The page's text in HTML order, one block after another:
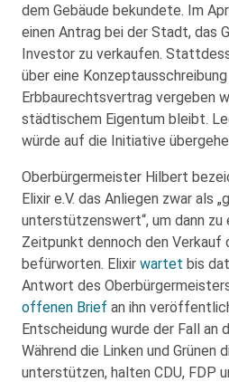
dem Gebäude bekundete. Im
einen Antrag bei der Stadt, das
Investor zu verkaufen.
über eine
Erbbaurechtsvertrag vergeben
städtischem Eigentum bleibt.
würde auf die Initiative
Oberbürgermeister Hilbert
Elixir e.V. das Anliegen zwar als
unterstützenswert“, um dann zu
Zeitpunkt dennoch den Verkauf
befürworten. Elixir wartet bis
Antwort des
offenen Brief an ihn
Entscheidung wurde der Fall an
Während die Linken und Grünen
unterstützen, halten CDU, FDP